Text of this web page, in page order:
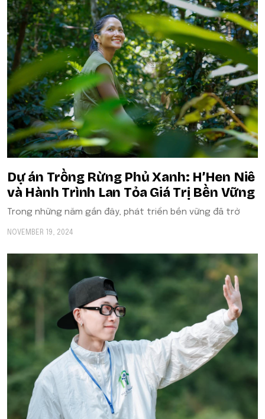
Dự án Trồng Rừng Phủ Xanh: H’Hen Niê
và Hành Trình Lan Tỏa Giá Trị Bền Vững
Trong những năm gần đây, phát triển bền vững đã trở
NOVEMBER 19, 2024